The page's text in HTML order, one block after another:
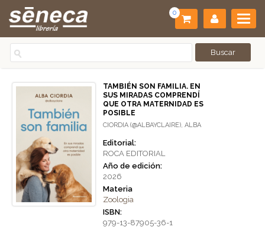
0
TAMBIÉN SON FAMILIA. EN
SUS MIRADAS COMPRENDÍ
QUE OTRA MATERNIDAD ES
POSIBLE
CIORDIA (@ALBAYCLAIRE), ALBA
Editorial:
ROCA EDITORIAL
Año de edición:
2026
Materia
Zoologia
ISBN:
979-13-87905-36-1